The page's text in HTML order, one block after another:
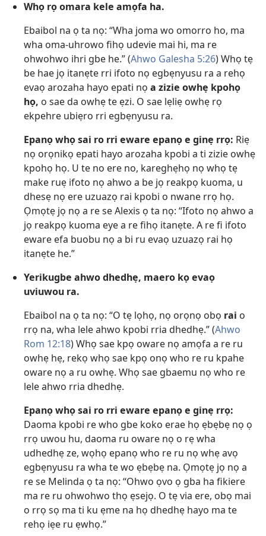
Whọ rọ omara kele amọfa ha.
Ebaibol na ọ ta nọ: “Wha joma wo omorro ho, ma
wha oma-uhrowo fihọ udevie mai hi, ma re
ohwohwo ihri gbe he.” (Ahwo Galesha 5:26) Whọ tẹ
be hae jọ itanẹte rri ifoto nọ egbẹnyusu ra a rehọ
evaọ arozaha hayo epati nọ a zizie owhẹ kpohọ
họ, o sae da owhẹ te ẹzi. O sae lẹliẹ owhẹ rọ
ekpehre ubiẹro rri egbẹnyusu ra.
Epanọ whọ sai ro rri eware epanọ e ginẹ rrọ: Riẹ
nọ orọnikọ epati hayo arozaha kpobi a ti zizie owhẹ
kpohọ họ. U te no ere no, kareghẹhọ nọ whọ tẹ
make ruẹ ifoto nọ ahwo a be jọ reakpọ kuoma, u
dhesẹ nọ ere uzuazọ rai kpobi o nwane rrọ họ.
Ọmọtẹ jọ nọ a re se Alexis ọ ta nọ: “Ifoto nọ ahwo a
jọ reakpọ kuoma eye a re fihọ itanẹte. A re fi ifoto
eware efa buobu nọ a bi ru evaọ uzuazọ rai họ
itanẹte he.”
Yerikugbe ahwo dhedhẹ, maero kọ evaọ
uviuwou ra.
Ebaibol na ọ ta nọ: “O tẹ lọhọ, nọ orọnọ obọ rai o
rrọ na, wha lele ahwo kpobi rria dhedhẹ.” (Ahwo
Rom 12:18) Whọ sae kpọ oware nọ amọfa a re ru
owhẹ hẹ, rekọ whọ sae kpọ onọ who re ru kpahe
oware nọ a ru owhẹ. Whọ sae gbaemu nọ who re
lele ahwo rria dhedhẹ.
Epanọ whọ sai ro rri eware epanọ e ginẹ rrọ:
Daoma kpobi re who gbe koko erae họ ẹbẹbẹ nọ ọ
rrọ uwou hu, daoma ru oware nọ o rẹ wha
udhedhẹ ze, wọhọ epanọ who re ru nọ whẹ avọ
egbẹnyusu ra wha te wo ẹbẹbẹ na. Ọmọtẹ jọ nọ a
re se Melinda ọ ta nọ: “Ohwo ọvo ọ gba ha fikiere
ma re ru ohwohwo thọ ẹsejọ. O tẹ via ere, obọ mai
o rrọ sọ ma ti ku ẹme na họ dhedhẹ hayo ma te
rehọ iẹe ru ẹwhọ.”